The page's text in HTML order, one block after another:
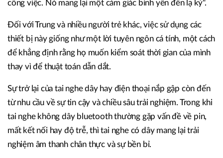
công việc. Nó mang lại một cảm giác bình yên đến lạ kỳ".
Đối với Trung và nhiều người trẻ khác, việc sử dụng các
thiết bị này giống như một lời tuyên ngôn cá tính, một cách
để khẳng định rằng họ muốn kiểm soát thời gian của mình
thay vì để thuật toán dẫn dắt.
Sự trở lại của tai nghe dây hay điện thoại nắp gập còn đến
từ nhu cầu về sự tin cậy và chiều sâu trải nghiệm. Trong khi
tai nghe không dây bluetooth thường gặp vấn đề về pin,
mất kết nối hay độ trễ, thì tai nghe có dây mang lại trải
nghiệm âm thanh chân thực và sự bền bỉ.